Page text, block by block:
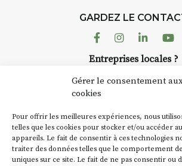
Gérer le consentement
cookies
Pour offrir les meilleures expériences, nous
telles que les cookies pour stocker et/ou accéder
appareils. Le fait de consentir à ces technologies
traiter des données telles que le comportement
uniques sur ce site. Le fait de ne pas consentir ou
GARDEZ LE
FacebookInstagram
Linkedin
Entreprises locales ?
Suivez toute l'actu de